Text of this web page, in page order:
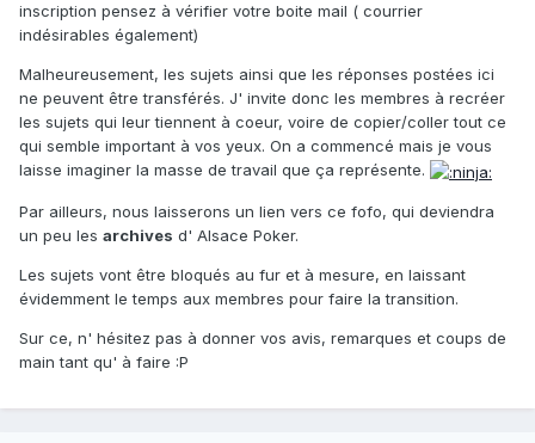
inscription pensez à vérifier votre boite mail ( courrier
indésirables également)
Malheureusement, les sujets ainsi que les réponses postées ici
ne peuvent être transférés. J' invite donc les membres à recréer
les sujets qui leur tiennent à coeur, voire de copier/coller tout ce
qui semble important à vos yeux. On a commencé mais je vous
laisse imaginer la masse de travail que ça représente.
Par ailleurs, nous laisserons un lien vers ce fofo, qui deviendra
un peu les archives d' Alsace Poker.
Les sujets vont être bloqués au fur et à mesure, en laissant
évidemment le temps aux membres pour faire la transition.
Sur ce, n' hésitez pas à donner vos avis, remarques et coups de
main tant qu' à faire :P